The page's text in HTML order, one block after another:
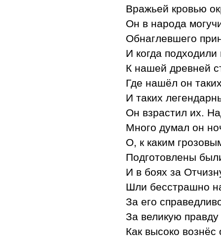
Вражьей кровью
Он в народа
Обнаглевшего
И когда
К нашей древней
Где нашёл он
И таких
Он взрастил их.
Много думал он
О, к каким
Подготовлены
И в боях за
Шли бесстрашно
За его
За великую правду
Как высоко вознёс